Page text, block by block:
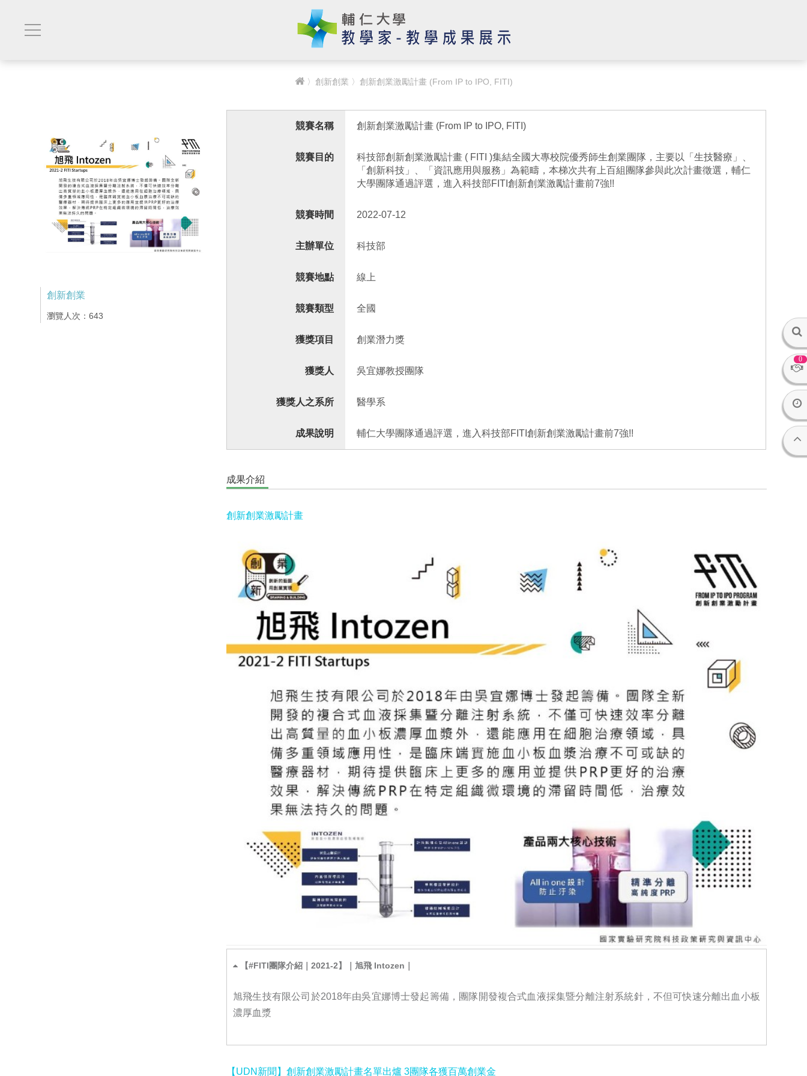
0
〉 創新創業 〉創新創業激勵計畫 (From IP to IPO, FITI)
創新創業
瀏覽人次：643
競賽名稱 創新創業激勵計畫 (From IP to IPO, FITI)
競賽目的
科技部創新創業激勵計畫 ( FITI )集結全國大專校院優秀師生創業團隊，主要以「生技醫療」、
「創新科技」、「資訊應用與服務」為範疇，本梯次共有上百組團隊參與此次計畫徵選，輔仁
大學團隊通過評選，進入科技部FITI創新創業激勵計畫前7強!!
競賽時間 2022-07-12
主辦單位 科技部
競賽地點 線上
競賽類型 全國
獲獎項目 創業潛力獎
獲獎人 吳宜娜教授團隊
獲獎人之系所 醫學系
成果說明 輔仁大學團隊通過評選，進入科技部FITI創新創業激勵計畫前7強!!
成果介紹
創新創業激勵計畫
【#FITI團隊介紹｜2021-2】｜旭飛 Intozen｜
旭飛生技有限公司於2018年由吳宜娜博士發起籌備，團隊開發複合式血液採集暨分離注射系統針，不但可快速分離出血小板
濃厚血漿
【UDN新聞】創新創業激勵計畫名單出爐 3團隊各獲百萬創業金